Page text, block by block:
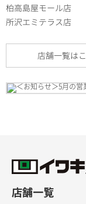
柏高島屋モール店
所沢エミテラス店
店舗一覧は
店舗一覧